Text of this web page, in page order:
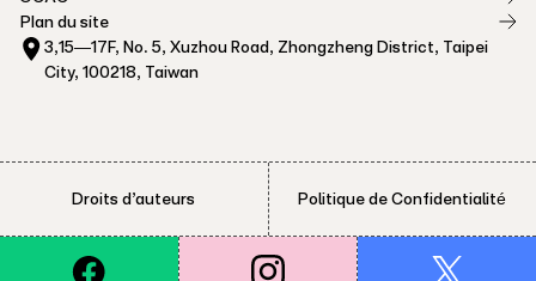
Plan du site
3,15—17F, No. 5, Xuzhou Road, Zhongzheng District, Taipei
City, 100218, Taiwan
Droits d’auteurs Politique de Confidentialité